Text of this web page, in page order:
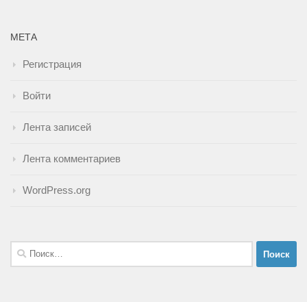
МЕТА
Регистрация
Войти
Лента записей
Лента комментариев
WordPress.org
Найти: